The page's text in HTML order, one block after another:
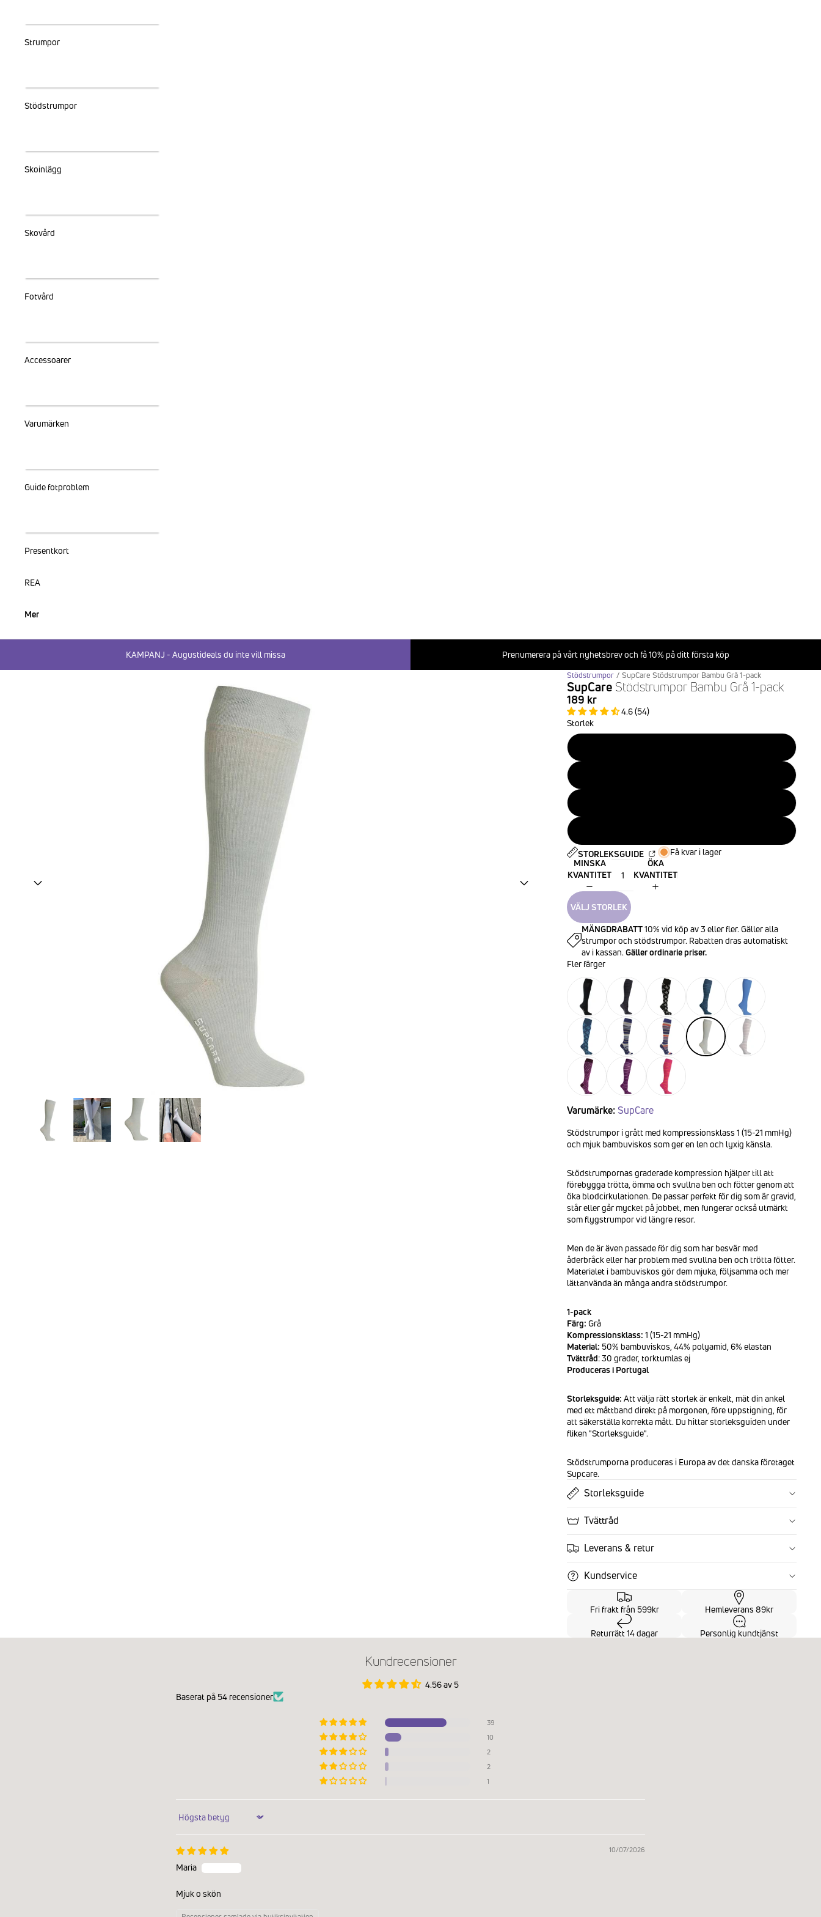
Strumpor
Stödstrumpor
Skoinlägg
Skovård
Fotvård
Accessoarer
Varumärken
Guide fotproblem
Presentkort
REA
Mer
KAMPANJ - Augustideals du inte vill missa
Prenumerera på vårt nyhetsbrev och få 10% på ditt första köp
HOPPA TILL PRODUKTINFORMATION
Stödstrumpor / SupCare Stödstrumpor Bambu Grå 1-pack
SupCare Stödstrumpor Bambu Grå 1-pack
189 kr
4.6 (54)
Storlek
STORLEKSGUIDE
Få kvar i lager
MINSKA
KVANTITET
ÖKA
KVANTITET
VÄLJ STORLEK
MÄNGDRABATT10% vid köp av 3 eller fler. Gäller alla
strumpor och stödstrumpor. Rabatten dras automatiskt
av i kassan. Gäller ordinarie priser.
Fler färger
Varumärke: SupCare
Stödstrumpor i grått med kompressionsklass 1 (15-21 mmHg)
och mjuk bambuviskos som ger en len och lyxig känsla.
Stödstrumpornas graderade kompression hjälper till att
förebygga trötta, ömma och svullna ben och fötter genom att
öka blodcirkulationen. De passar perfekt för dig som är gravid,
står eller går mycket på jobbet, men fungerar också utmärkt
som flygstrumpor vid längre resor.
Men de är även passade för dig som har besvär med
åderbråck eller har problem med svullna ben och trötta fötter.
Materialet i bambuviskos gör dem mjuka, följsamma och mer
lättanvända än många andra stödstrumpor.
1-pack
Färg: Grå
Kompressionsklass: 1 (15-21 mmHg)
Material: 50% bambuviskos, 44% polyamid, 6% elastan
Tvättråd: 30 grader, torktumlas ej
Produceras i Portugal
Storleksguide: Att välja rätt storlek är enkelt, mät din ankel
med ett måttband direkt på morgonen, före uppstigning, för
att säkerställa korrekta mått. Du hittar storleksguiden under
fliken "Storleksguide".
Stödstrumporna produceras i Europa av det danska företaget
Supcare.
Storleksguide
Tvättråd
Leverans & retur
Kundservice
Fri frakt från 599kr Hemleverans 89kr
Returrätt 14 dagar Personlig kundtjänst
Kundrecensioner
4.56 av 5
Baserat på 54 recensioner
39
10
2
2
1
Sort by
10/07/2026
Maria
Mjuk o skön